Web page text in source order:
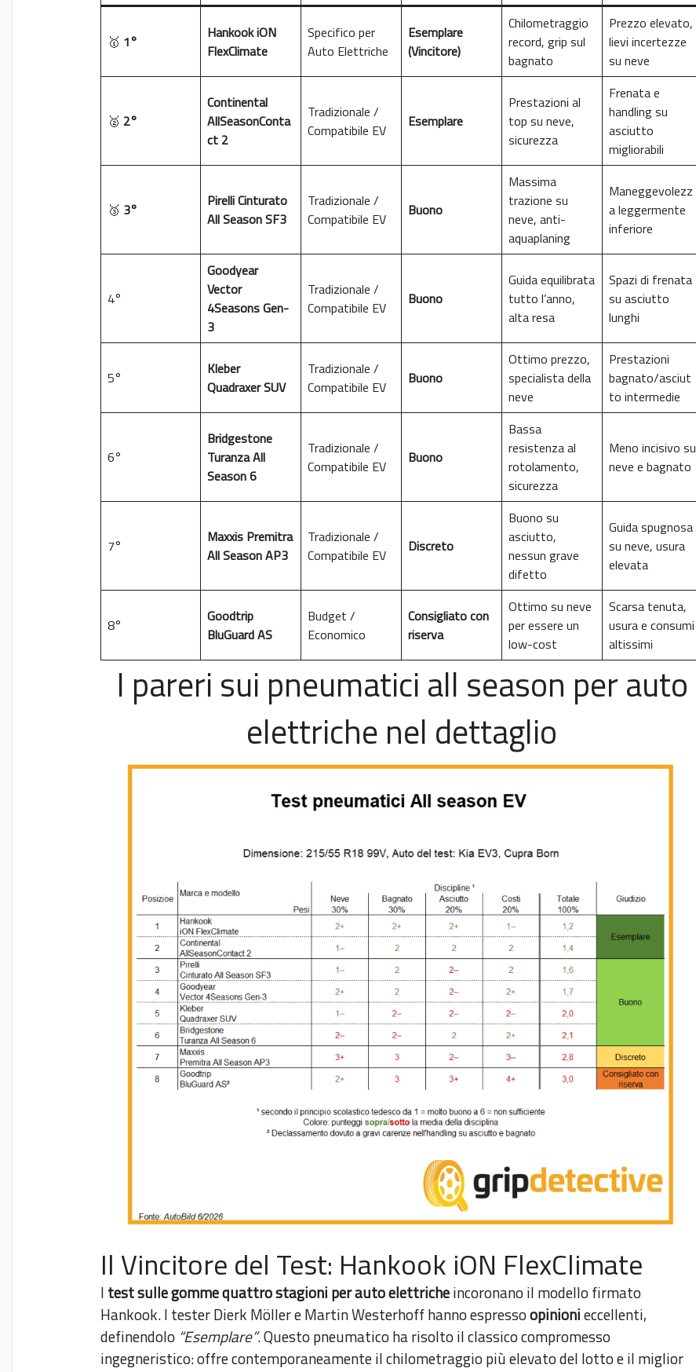
🥇 1°
Hankook iON
FlexClimate
Specifico per
Auto Elettriche
Esemplare
(Vincitore)
Chilometraggio
record, grip sul
bagnato
Prezzo elevato,
lievi incertezze
su neve
🥈 2°
Continental
AllSeasonConta
ct 2
Tradizionale /
Compatibile EV
Esemplare
Prestazioni al
top su neve,
sicurezza
Frenata e
handling su
asciutto
migliorabili
🥉 3°
Pirelli Cinturato
All Season SF3
Tradizionale /
Compatibile EV
Buono
Massima
trazione su
neve, anti-
aquaplaning
Maneggevolezz
a leggermente
inferiore
4°
Goodyear
Vector
4Seasons Gen-
3
Tradizionale /
Compatibile EV
Buono
Guida equilibrata
tutto l’anno,
alta resa
Spazi di frenata
su asciutto
lunghi
5°
Kleber
Quadraxer SUV
Tradizionale /
Compatibile EV
Buono
Ottimo prezzo,
specialista della
neve
Prestazioni
bagnato/asciut
to intermedie
6°
Bridgestone
Turanza All
Season 6
Tradizionale /
Compatibile EV
Buono
Bassa
resistenza al
rotolamento,
sicurezza
Meno incisivo su
neve e bagnato
7°
Maxxis Premitra
All Season AP3
Tradizionale /
Compatibile EV
Discreto
Buono su
asciutto,
nessun grave
difetto
Guida spugnosa
su neve, usura
elevata
8°
Goodtrip
BluGuard AS
Budget /
Economico
Consigliato con
riserva
Ottimo su neve
per essere un
low-cost
Scarsa tenuta,
usura e consumi
altissimi
I pareri sui pneumatici all season per auto
elettriche nel dettaglio
Il Vincitore del Test: Hankook iON FlexClimate
I test sulle gomme quattro stagioni per auto elettricheincoronano il modello firmato
Hankook. I tester Dierk Möller e Martin Westerhoff hanno espressoopinionieccellenti,
definendolo “Esemplare”. Questo pneumatico ha risolto il classico compromesso
ingegneristico: offre contemporaneamente il chilometraggio più elevato del lotto e il miglior